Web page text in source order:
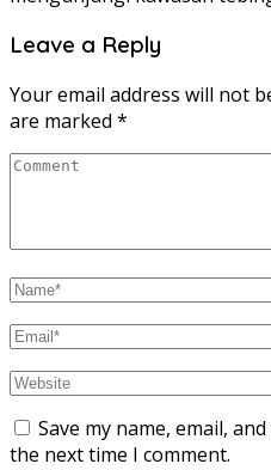
Leave a Reply
Your email address will not
are marked *
Save my name, email,
the next time I comment.